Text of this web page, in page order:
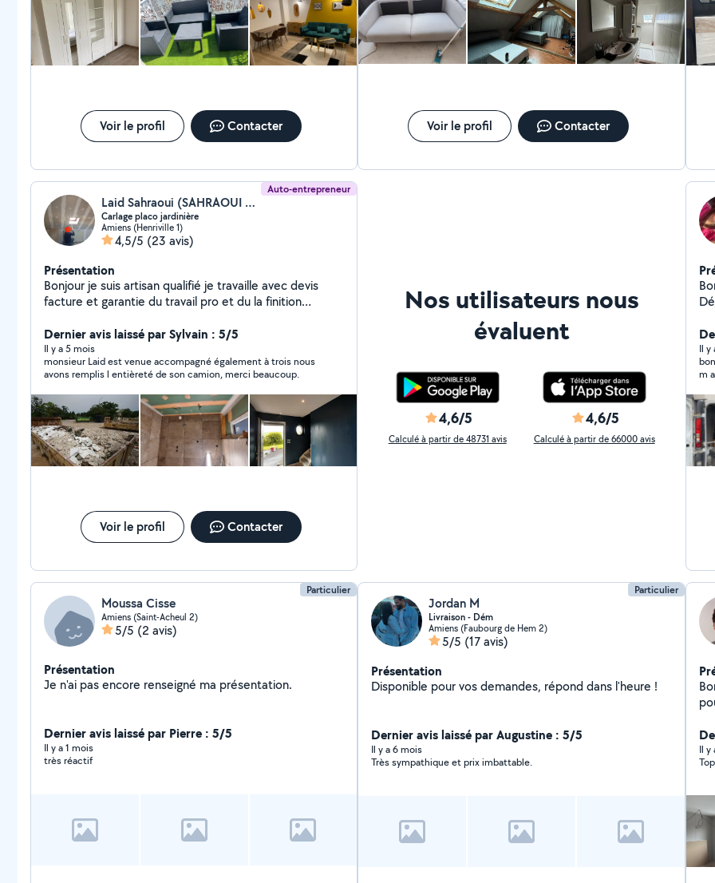
Voir le profil Contacter Voir le profil Contacter
Auto-entrepreneur
Laid Sahraoui (SAHRAOUI LAID)
Carlage placo jardinière
Amiens (Henriville 1)
4,5/5 (23 avis)
Présentation
Bonjour je suis artisan qualifié je travaille avec devis
facture et garantie du travail pro et du la finition
Dernier avis laissé par Sylvain : 5/5
Il y a 5 mois
monsieur Laid est venue accompagné également à trois nous
avons remplis l entièreté de son camion, merci beaucoup.
Voir le profil Contacter
Nos utilisateurs nous
évaluent
4,6/5
Calculé à partir de 48731 avis
4,6/5
Calculé à partir de 66000 avis
Il y
m
Particulier
Moussa Cisse
Amiens (Saint-Acheul 2)
5/5 (2 avis)
Présentation
Je n'ai pas encore renseigné ma présentation.
Dernier avis laissé par Pierre : 5/5
Il y a 1 mois
très réactif
Particulier
Jordan M
Livraison - Dém
Amiens (Faubourg de Hem 2)
5/5 (17 avis)
Présentation
Disponible pour vos demandes, répond dans l'heure !
Dernier avis laissé par Augustine : 5/5
Il y a 6 mois
Très sympathique et prix imbattable.
Bonjour, Je
Il y